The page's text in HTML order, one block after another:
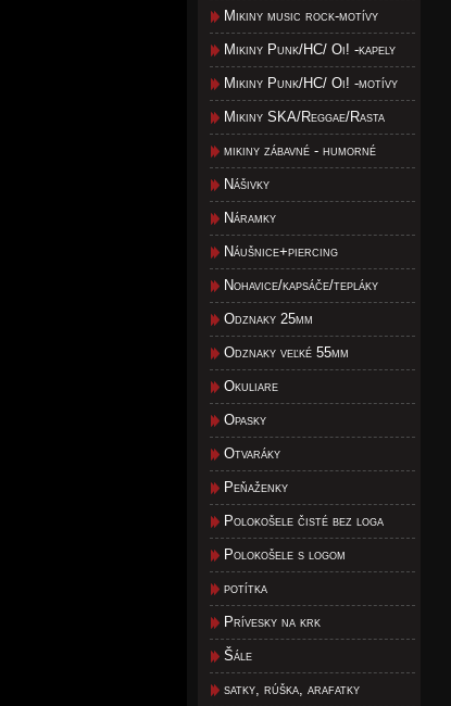
Mikiny music rock-motívy
Mikiny Punk/HC/ Oi! -kapely
Mikiny Punk/HC/ Oi! -motívy
Mikiny SKA/Reggae/Rasta
mikiny zábavné - humorné
Nášivky
Náramky
Náušnice+piercing
Nohavice/kapsáče/tepláky
Odznaky 25mm
Odznaky veľké 55mm
Okuliare
Opasky
Otvaráky
Peňaženky
Polokošele čisté bez loga
Polokošele s logom
potítka
Prívesky na krk
Šále
satky, rúška, arafatky